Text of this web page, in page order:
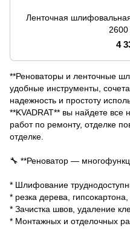
Ленточная
4
**Реноваторы и ленточные
удобные инструменты,
надежность и простоту
**KVADRAT** вы найдете
работ по ремонту, отделке
отделке.
🔧 **Реноватор —
* Шлифование
* резка дерева,
* Зачистка швов, удаление
* Монтажных и отделочных